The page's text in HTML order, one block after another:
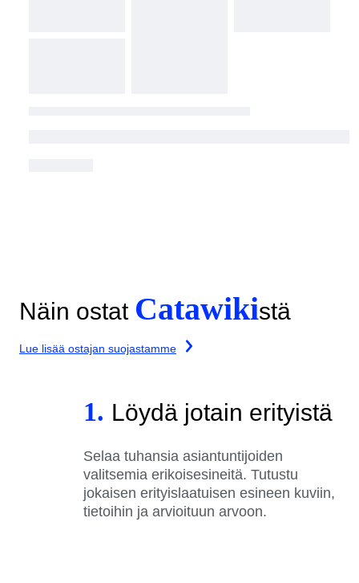
Näin ostat Catawikistä
Lue lisää ostajan suojastamme
1. Löydä jotain erityistä
Selaa tuhansia asiantuntijoiden
valitsemia erikoisesineitä. Tutustu
jokaisen erityislaatuisen esineen kuviin,
tietoihin ja arvioituun arvoon.